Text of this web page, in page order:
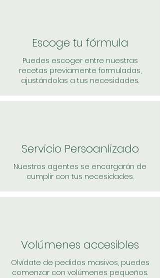
Escoge tu fórmula
Puedes escoger entre nuestras
recetas previamente formuladas,
ajustándolas a tus necesidades.
Servicio Persoanlizado
Nuestros agentes se encargarán de
cumplir con tus necesidades.
Volúmenes accesibles
Olvídate de pedidos masivos, puedes
comenzar con volúmenes pequeños.